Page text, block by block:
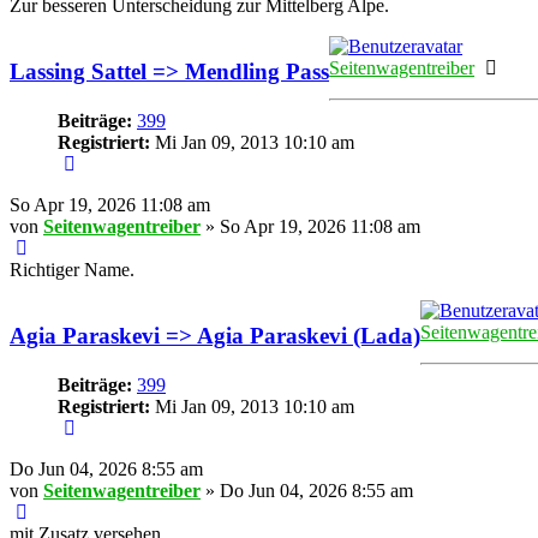
Zur besseren Unterscheidung zur Mittelberg Alpe.
Lassing Sattel => Mendling PassSeitenwagentreiber
Beiträge: 399
Registriert: Mi Jan 09, 2013 10:10 am
So Apr 19, 2026 11:08 am
von Seitenwagentreiber » So Apr 19, 2026 11:08 am
Richtiger Name.
Agia Paraskevi => Agia Paraskevi (Lada)
Beiträge: 399
Registriert: Mi Jan 09, 2013 10:10 am
Do Jun 04, 2026 8:55 am
von Seitenwagentreiber » Do Jun 04, 2026 8:55 am
mit Zusatz versehen.